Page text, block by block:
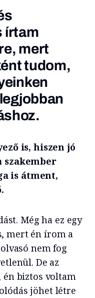
írtam
mert
tudom,
is, hiszen jó
szakember
is átment,
Még ha ez egy
mert én írom a
nem fog
De az
biztos voltam
jöhet létre